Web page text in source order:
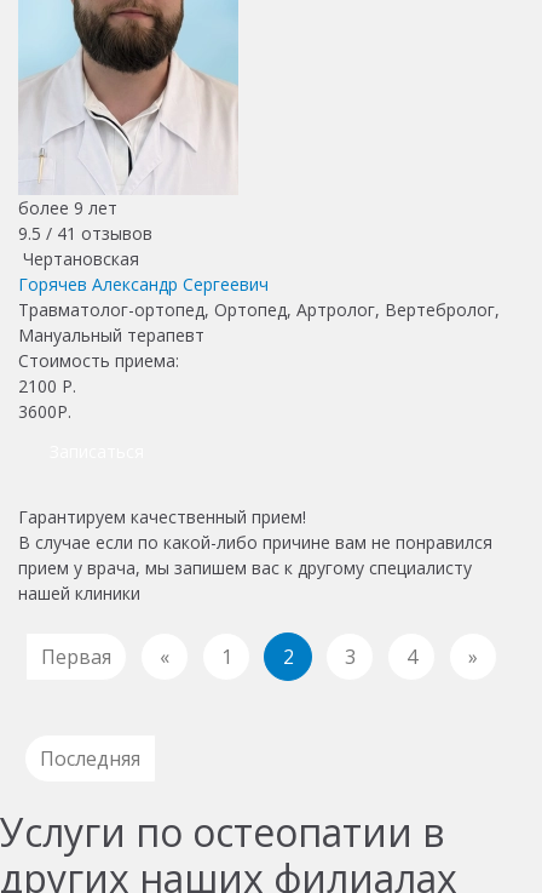
более 9 лет
9.5 / 41 отзывов
Чертановская
Горячев Александр Сергеевич
Травматолог-ортопед, Ортопед, Артролог, Вертебролог,
Мануальный терапевт
Стоимость приема:
2100 Р.
3600Р.
Гарантируем качественный прием!
В случае если по какой-либо причине вам не понравился
прием у врача, мы запишем вас к другому специалисту
нашей клиники
Первая « 1 2 3 4 »
Последняя
Услуги по остеопатии в
других наших филиалах